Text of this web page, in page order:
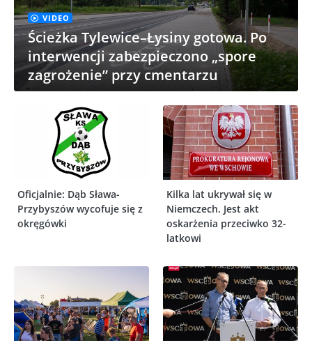
VIDEO
Ścieżka Tylewice–Łysiny gotowa. Po
interwencji zabezpieczono „spore
zagrożenie” przy cmentarzu
Oficjalnie: Dąb Sława-
Przybyszów wycofuje się z
okręgówki
Kilka lat ukrywał się w
Niemczech. Jest akt
oskarżenia przeciwko 32-
latkowi